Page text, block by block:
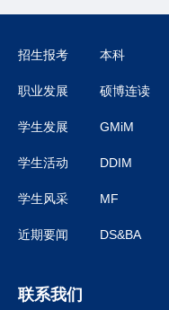
招生报考
职业发展
学生发展
学生活动
学生风采
近期要闻
本科
硕博连读
GMiM
DDIM
MF
DS&BA
联系我们